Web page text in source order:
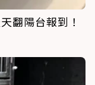
翻陽台報到！